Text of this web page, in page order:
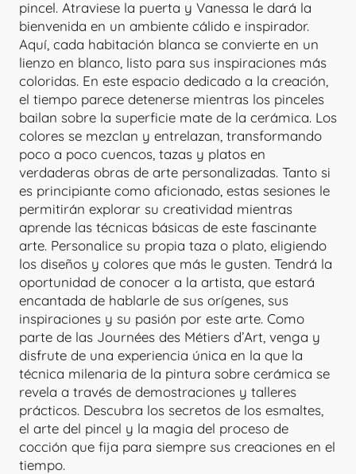
pincel. Atraviese la puerta y Vanessa le dará la
bienvenida en un ambiente cálido e inspirador.
Aquí, cada habitación blanca se convierte en un
lienzo en blanco, listo para sus inspiraciones más
coloridas. En este espacio dedicado a la creación,
el tiempo parece detenerse mientras los pinceles
bailan sobre la superficie mate de la cerámica. Los
colores se mezclan y entrelazan, transformando
poco a poco cuencos, tazas y platos en
verdaderas obras de arte personalizadas. Tanto si
es principiante como aficionado, estas sesiones le
permitirán explorar su creatividad mientras
aprende las técnicas básicas de este fascinante
arte. Personalice su propia taza o plato, eligiendo
los diseños y colores que más le gusten. Tendrá la
oportunidad de conocer a la artista, que estará
encantada de hablarle de sus orígenes, sus
inspiraciones y su pasión por este arte. Como
parte de las Journées des Métiers d’Art, venga y
disfrute de una experiencia única en la que la
técnica milenaria de la pintura sobre cerámica se
revela a través de demostraciones y talleres
prácticos. Descubra los secretos de los esmaltes,
el arte del pincel y la magia del proceso de
cocción que fija para siempre sus creaciones en el
tiempo.